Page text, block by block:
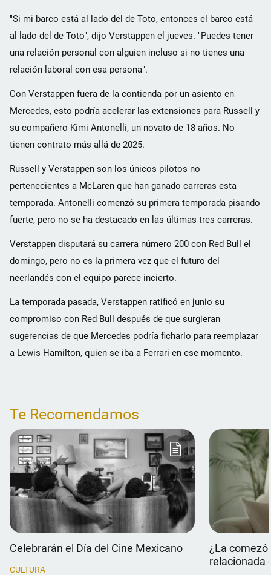
"Si mi barco está al lado del de Toto, entonces el barco está
al lado del de Toto", dijo Verstappen el jueves. "Puedes tener
una relación personal con alguien incluso si no tienes una
relación laboral con esa persona".
Con Verstappen fuera de la contienda por un asiento en
Mercedes, esto podría acelerar las extensiones para Russell y
su compañero Kimi Antonelli, un novato de 18 años. No
tienen contrato más allá de 2025.
Russell y Verstappen son los únicos pilotos no
pertenecientes a McLaren que han ganado carreras esta
temporada. Antonelli comenzó su primera temporada pisando
fuerte, pero no se ha destacado en las últimas tres carreras.
Verstappen disputará su carrera número 200 con Red Bull el
domingo, pero no es la primera vez que el futuro del
neerlandés con el equipo parece incierto.
La temporada pasada, Verstappen ratificó en junio su
compromiso con Red Bull después de que surgieran
sugerencias de que Mercedes podría ficharlo para reemplazar
a Lewis Hamilton, quien se iba a Ferrari en ese momento.
Te Recomendamos
Celebrarán el Día del Cine Mexicano
CULTURA
¿La
relacionada